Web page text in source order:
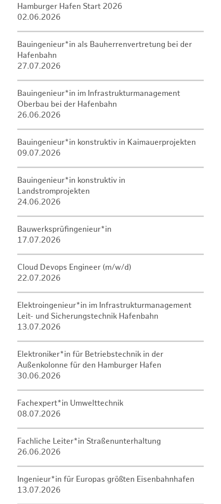
Hamburger Hafen Start 2026
02.06.2026
Bauingenieur*in als Bauherrenvertretung bei der
Hafenbahn
27.07.2026
Bauingenieur*in im Infrastrukturmanagement
Oberbau bei der Hafenbahn
26.06.2026
Bauingenieur*in konstruktiv in Kaimauerprojekten
09.07.2026
Bauingenieur*in konstruktiv in
Landstromprojekten
24.06.2026
Bauwerksprüfingenieur*in
17.07.2026
Cloud Devops Engineer (m/w/d)
22.07.2026
Elektroingenieur*in im Infrastrukturmanagement
Leit- und Sicherungstechnik Hafenbahn
13.07.2026
Elektroniker*in für Betriebstechnik in der
Außenkolonne für den Hamburger Hafen
30.06.2026
Fachexpert*in Umwelttechnik
08.07.2026
Fachliche Leiter*in Straßenunterhaltung
26.06.2026
Ingenieur*in für Europas größten Eisenbahnhafen
13.07.2026